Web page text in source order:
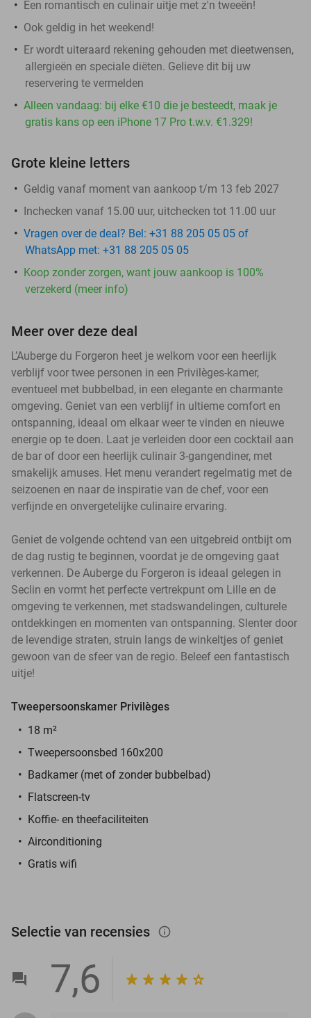
Een romantisch en culinair uitje met z'n tweeën!
Ook geldig in het weekend!
Er wordt uiteraard rekening gehouden met dieetwensen,
allergieën en speciale diëten. Gelieve dit bij uw
reservering te vermelden
Alleen vandaag: bij elke €10 die je besteedt, maak je
gratis kans op een iPhone 17 Pro t.w.v. €1.329!
Grote kleine letters
Geldig vanaf moment van aankoop t/m 13 feb 2027
Inchecken vanaf 15.00 uur, uitchecken tot 11.00 uur
Vragen over de deal? Bel: +31 88 205 05 05 of
WhatsApp met: +31 88 205 05 05
Koop zonder zorgen, want jouw aankoop is 100%
verzekerd (meer info)
Meer over deze deal
L’Auberge du Forgeron heet je welkom voor een heerlijk
verblijf voor twee personen in een Privilèges-kamer,
eventueel met bubbelbad, in een elegante en charmante
omgeving. Geniet van een verblijf in ultieme comfort en
ontspanning, ideaal om elkaar weer te vinden en nieuwe
energie op te doen. Laat je verleiden door een cocktail aan
de bar of door een heerlijk culinair 3-gangendiner, met
smakelijk amuses. Het menu verandert regelmatig met de
seizoenen en naar de inspiratie van de chef, voor een
verfijnde en onvergetelijke culinaire ervaring.
Geniet de volgende ochtend van een uitgebreid ontbijt om
de dag rustig te beginnen, voordat je de omgeving gaat
verkennen. De Auberge du Forgeron is ideaal gelegen in
Seclin en vormt het perfecte vertrekpunt om Lille en de
omgeving te verkennen, met stadswandelingen, culturele
ontdekkingen en momenten van ontspanning. Slenter door
de levendige straten, struin langs de winkeltjes of geniet
gewoon van de sfeer van de regio. Beleef een fantastisch
uitje!
Tweepersoonskamer Privilèges
18 m²
Tweepersoonsbed 160x200
Badkamer (met of zonder bubbelbad)
Flatscreen-tv
Koffie- en theefaciliteiten
Airconditioning
Gratis wifi
Selectie van recensies info_outlined
7,6